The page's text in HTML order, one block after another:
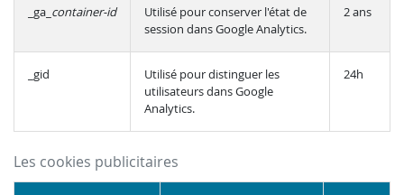
_ga_ container-id
Utilisé pour conserver l'état de
session dans Google Analytics.
2 ans
_gid
Utilisé pour distinguer les
utilisateurs dans Google
Analytics.
24h
Les cookies publicitaires